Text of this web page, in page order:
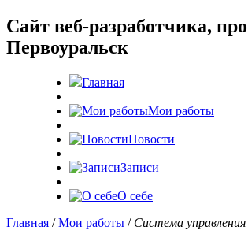
Cайт веб-разработчика,
Первоуральск
Главная
Мои работы
Новости
Записи
О себе
Главная /Мои работы / Система